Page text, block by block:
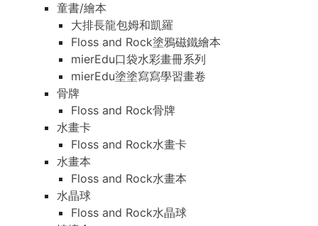
童書/繪本
大排長龍包姆和凱羅
Floss and Rock塗鴉磁鐵繪本
mierEdu口袋水彩畫冊系列
mierEdu塗塗寫寫學習畫卷
骨牌
Floss and Rock骨牌
水畫卡
Floss and Rock水畫卡
水畫本
Floss and Rock水畫本
水晶球
Floss and Rock水晶球